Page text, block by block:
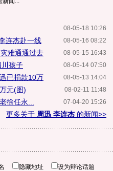
08-05-18 10:26
08-05-16 08:22
连杰赴一线
08-05-15 16:43
难通通过去
08-05-14 07:50
孩子
08-05-13 14:04
已捐款10万
08-02-11 11:48
元(图)
07-04-20 15:26
徐任永...
更多关于 周迅 李连杰 的新闻>>
隐藏地址 设为辩论话题